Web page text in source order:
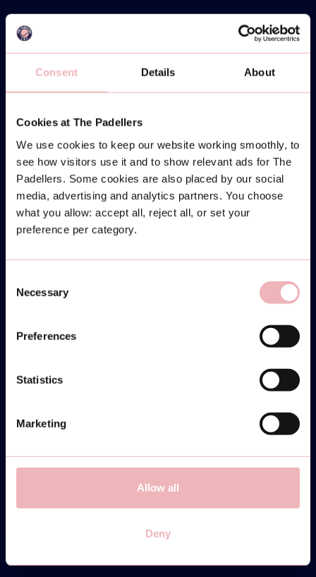
Consent Details About
Cookies at The Padellers
We use cookies to keep our website working smoothly, to
see how visitors use it and to show relevant ads for The
Padellers. Some cookies are also placed by our social
media, advertising and analytics partners. You choose
what you allow: accept all, reject all, or set your
preference per category.
Selection
Necessary
Preferences
Statistics
Marketing
Allow all
Deny
MONDAY
31
INTERMEDIATE/ADVANCED
28
MARCH